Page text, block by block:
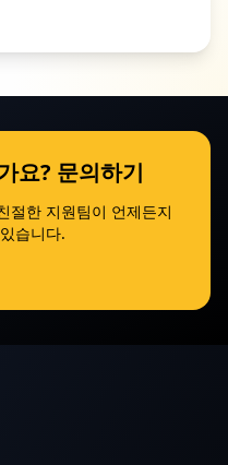
요? 문의하기
절한 지원팀이 언제든지
습니다.